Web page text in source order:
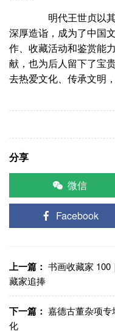
明代王世贞以其
深厚造诣，成为了中国
作、收藏活动和鉴赏能
献，也为后人留下了宝
去热爱文化、传承文明
分享
微信
Facebook
上一篇： 书画收藏家 100
藏家追捧
下一篇： 嘉德古董杂项
化